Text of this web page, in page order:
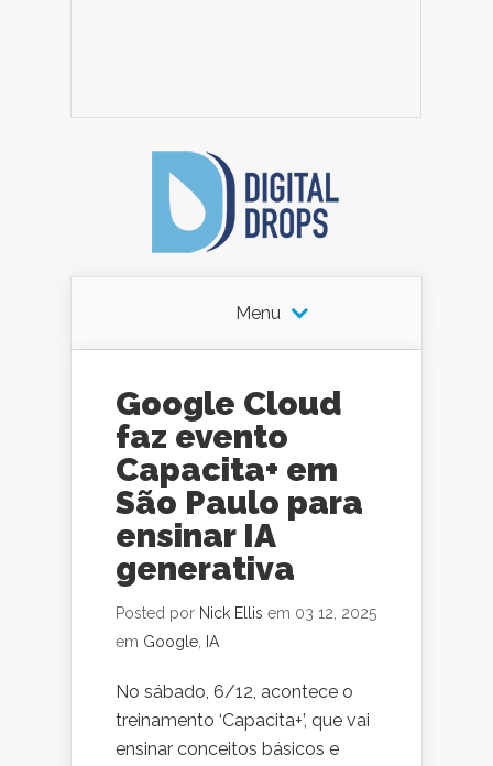
Menu
Google Cloud
faz evento
Capacita+ em
São Paulo para
ensinar IA
generativa
Posted por Nick Ellis em 03 12, 2025
em Google IA
No sábado, 6/12, acontece o
treinamento ‘Capacita+’, que vai
ensinar conceitos básicos e